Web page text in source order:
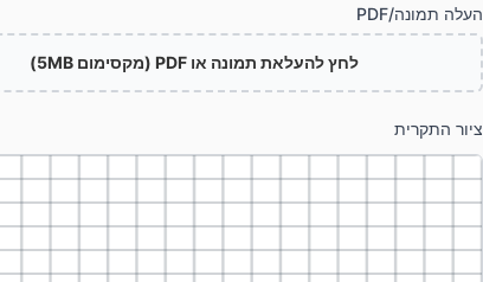
העלה תמונה/PDF
לחץ להעלאת תמונה או PDF (מקסימום 5MB)
ציור התקרית